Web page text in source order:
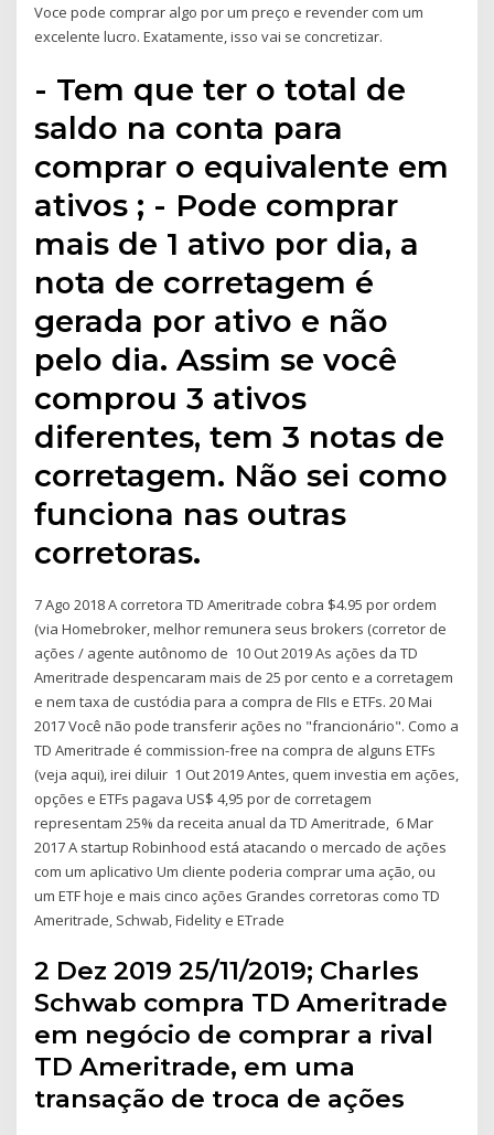
Voce pode comprar algo por um preço e revender com um
excelente lucro. Exatamente, isso vai se concretizar.
- Tem que ter o total de
saldo na conta para
comprar o equivalente em
ativos ; - Pode comprar
mais de 1 ativo por dia, a
nota de corretagem é
gerada por ativo e não
pelo dia. Assim se você
comprou 3 ativos
diferentes, tem 3 notas de
corretagem. Não sei como
funciona nas outras
corretoras.
7 Ago 2018 A corretora TD Ameritrade cobra $4.95 por ordem
(via Homebroker, melhor remunera seus brokers (corretor de
ações / agente autônomo de 10 Out 2019 As ações da TD
Ameritrade despencaram mais de 25 por cento e a corretagem
e nem taxa de custódia para a compra de FIIs e ETFs. 20 Mai
2017 Você não pode transferir ações no "francionário". Como a
TD Ameritrade é commission-free na compra de alguns ETFs
(veja aqui), irei diluir 1 Out 2019 Antes, quem investia em ações,
opções e ETFs pagava US$ 4,95 por de corretagem
representam 25% da receita anual da TD Ameritrade, 6 Mar
2017 A startup Robinhood está atacando o mercado de ações
com um aplicativo Um cliente poderia comprar uma ação, ou
um ETF hoje e mais cinco ações Grandes corretoras como TD
Ameritrade, Schwab, Fidelity e ETrade
2 Dez 2019 25/11/2019; Charles
Schwab compra TD Ameritrade
em negócio de comprar a rival
TD Ameritrade, em uma
transação de troca de ações